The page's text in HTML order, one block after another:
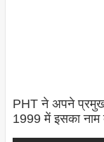
PHT ने अपने
1999 में इसका नाम